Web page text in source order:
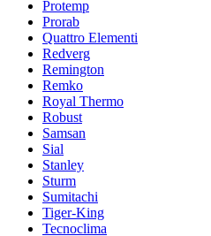
Protemp
Prorab
Quattro Elementi
Redverg
Remington
Remko
Royal Thermo
Robust
Samsan
Sial
Stanley
Sturm
Sumitachi
Tiger-King
Tecnoclima